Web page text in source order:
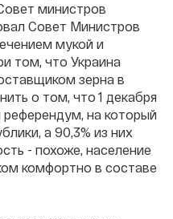
министров
Совет Министров
мукой и
том, что Украина
зерна в
о том, что 1 декабря
референдум, на который
а 90,3% из них
- похоже, население
комфортно в составе